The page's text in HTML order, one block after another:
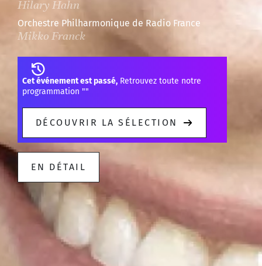
Hilary Hahn
Orchestre Philharmonique de Radio France
Mikko Franck
Cet événement est passé, Retrouvez toute notre
programmation ""
DÉCOUVRIR LA SÉLECTION
EN DÉTAIL